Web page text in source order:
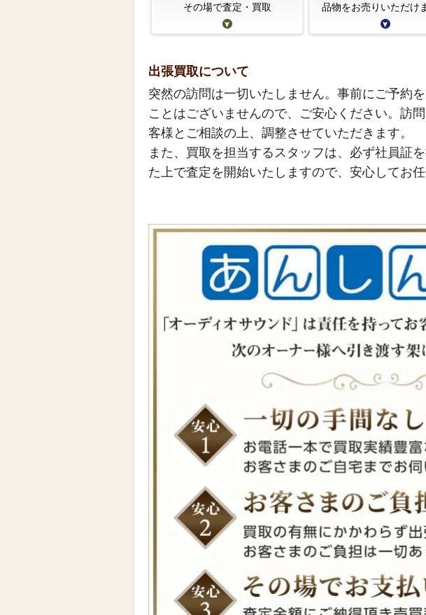
その場で査定・買取
品物をお売りいただけ
出張買取について
突然の訪問は一切いたしません。事前にご予約
ことはございませんので、ご安心ください。訪
客様とご相談の上、調整させていただきます。
また、買取を担当するスタッフは、必ず社員証
た上で査定を開始いたしますので、安心してお任